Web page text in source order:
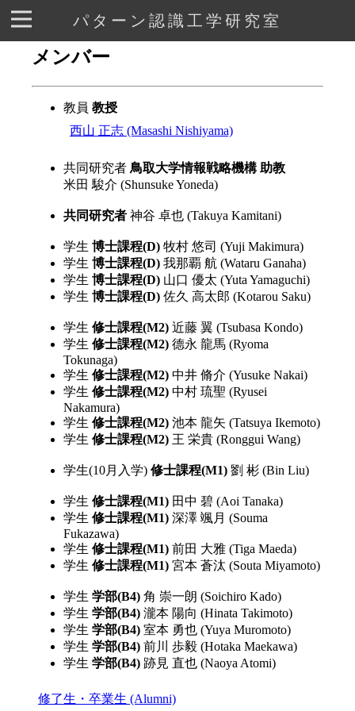
パターン認識工学研究室
メンバー
教員 教授
西山 正志 (Masashi Nishiyama)
共同研究者 鳥取大学情報戦略機構 助教
米田 駿介 (Shunsuke Yoneda)
共同研究者 神谷 卓也 (Takuya Kamitani)
学生 博士課程(D) 牧村 悠司 (Yuji Makimura)
学生 博士課程(D) 我那覇 航 (Wataru Ganaha)
学生 博士課程(D) 山口 優太 (Yuta Yamaguchi)
学生 博士課程(D) 佐久 高太郎 (Kotarou Saku)
学生 修士課程(M2) 近藤 翼 (Tsubasa Kondo)
学生 修士課程(M2) 德永 龍馬 (Ryoma
Tokunaga)
学生 修士課程(M2) 中井 脩介 (Yusuke Nakai)
学生 修士課程(M2) 中村 琉聖 (Ryusei
Nakamura)
学生 修士課程(M2) 池本 龍矢 (Tatsuya Ikemoto)
学生 修士課程(M2) 王 栄貴 (Ronggui Wang)
学生(10月入学) 修士課程(M1) 劉 彬 (Bin Liu)
学生 修士課程(M1) 田中 碧 (Aoi Tanaka)
学生 修士課程(M1) 深澤 颯月 (Souma
Fukazawa)
学生 修士課程(M1) 前田 大雅 (Tiga Maeda)
学生 修士課程(M1) 宮本 蒼汰 (Souta Miyamoto)
学生 学部(B4) 角 崇一朗 (Soichiro Kado)
学生 学部(B4) 瀧本 陽向 (Hinata Takimoto)
学生 学部(B4) 室本 勇也 (Yuya Muromoto)
学生 学部(B4) 前川 歩毅 (Hotaka Maekawa)
学生 学部(B4) 跡見 直也 (Naoya Atomi)
修了生・卒業生 (Alumni)